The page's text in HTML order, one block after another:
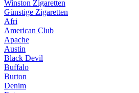
Winston Zigaretten
Günstige Zigaretten
Afri
American Club
Apache
Austin
Black Devil
Buffalo
Burton
Denim